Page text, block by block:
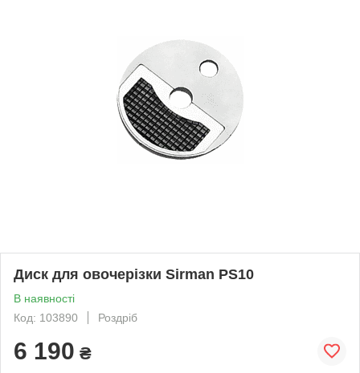
Диск для овочерізки Sirman PS10
В наявності
Код: 103890
Роздріб
6 190 ₴